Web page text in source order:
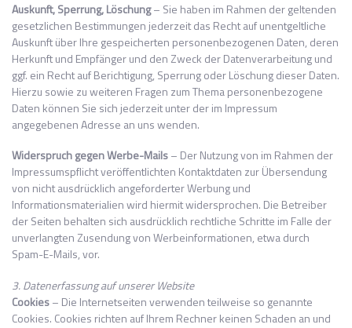
Auskunft, Sperrung, Löschung– Sie haben im Rahmen der geltenden
gesetzlichen Bestimmungen jederzeit das Recht auf unentgeltliche
Auskunft über Ihre gespeicherten personenbezogenen Daten, deren
Herkunft und Empfänger und den Zweck der Datenverarbeitung und
ggf. ein Recht auf Berichtigung, Sperrung oder Löschung dieser Daten.
Hierzu sowie zu weiteren Fragen zum Thema personenbezogene
Daten können Sie sich jederzeit unter der im Impressum
angegebenen Adresse an uns wenden.
Widerspruch gegen Werbe-Mails– Der Nutzung von im Rahmen der
Impressumspflicht veröffentlichten Kontaktdaten zur Übersendung
von nicht ausdrücklich angeforderter Werbung und
Informationsmaterialien wird hiermit widersprochen. Die Betreiber
der Seiten behalten sich ausdrücklich rechtliche Schritte im Falle der
unverlangten Zusendung von Werbeinformationen, etwa durch
Spam-E-Mails, vor.
3. Datenerfassung auf unserer Website
Cookies– Die Internetseiten verwenden teilweise so genannte
Cookies. Cookies richten auf Ihrem Rechner keinen Schaden an und